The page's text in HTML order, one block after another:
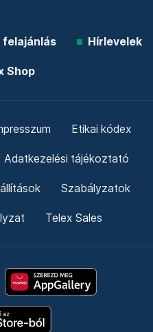
felajánlás Hírlevelek
Shop
Etikai kódex
Adatkezelési tájékoztató
Szabályzatok
Telex Sales